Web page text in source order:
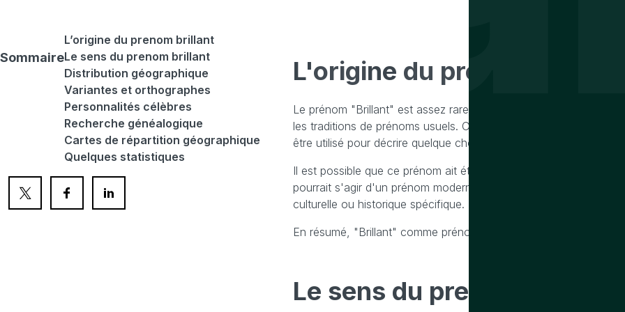
Sommaire
L’origine du prenom brillant
Le sens du prenom brillant
Distribution géographique
Variantes et orthographes
Personnalités célèbres
Recherche généalogique
Cartes de répartition géographique
Quelques statistiques
L'origine du prenom brillant
Le prénom "Brillant" est assez rare et peu commun comme
les traditions de prénoms usuels. Cependant, "Brillant" est un
être utilisé pour décrire quelque chose de lumineux, de
Il est possible que ce prénom ait été choisi pour ses
pourrait s'agir d'un prénom moderne, inventé ou choisi pour ses
culturelle ou historique spécifique.
En résumé, "Brillant" comme prénom semble être d'origine
Le sens du prenom brillant